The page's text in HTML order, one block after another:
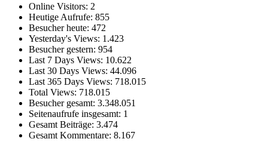
Online Visitors: 2
Heutige Aufrufe: 855
Besucher heute: 472
Yesterday's Views: 1.423
Besucher gestern: 954
Last 7 Days Views: 10.622
Last 30 Days Views: 44.096
Last 365 Days Views: 718.015
Total Views: 718.015
Besucher gesamt: 3.348.051
Seitenaufrufe insgesamt: 1
Gesamt Beiträge: 3.474
Gesamt Kommentare: 8.167